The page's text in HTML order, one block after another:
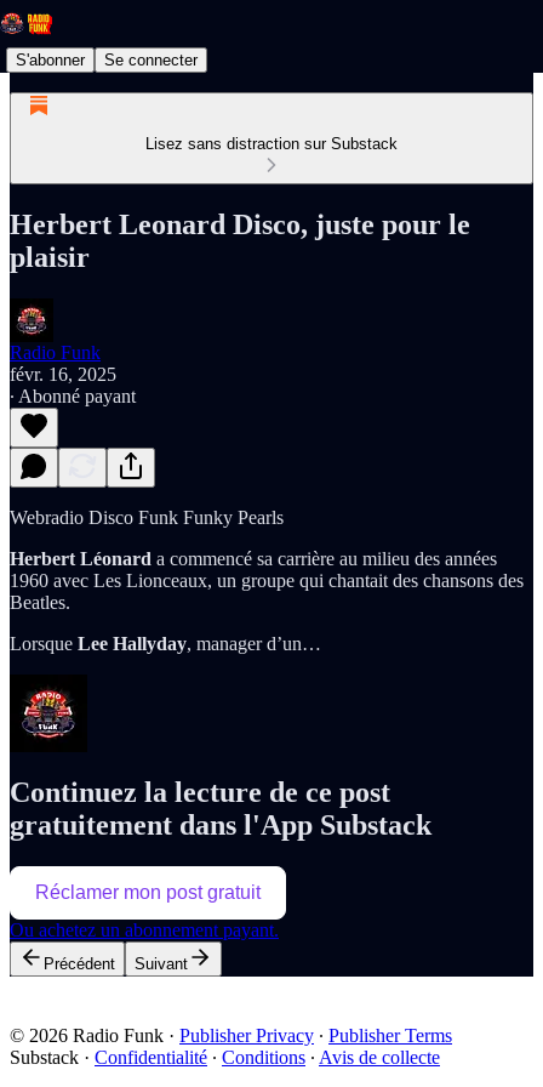
S'abonner Se connecter
Lisez sans distraction sur Substack
Herbert Leonard Disco, juste pour le
plaisir
Radio Funk
févr. 16, 2025
∙ Abonné payant
Webradio Disco Funk Funky Pearls
Herbert Léonard a commencé sa carrière au milieu des années
1960 avec Les Lionceaux, un groupe qui chantait des chansons des
Beatles.
Lorsque Lee Hallyday, manager d’un…
Continuez la lecture de ce post
gratuitement dans l'App Substack
Réclamer mon post gratuit
Ou achetez un abonnement payant.
Précédent Suivant
© 2026 Radio Funk · Publisher Privacy ∙ Publisher Terms
Substack · Confidentialité ∙ Conditions ∙ Avis de collecte